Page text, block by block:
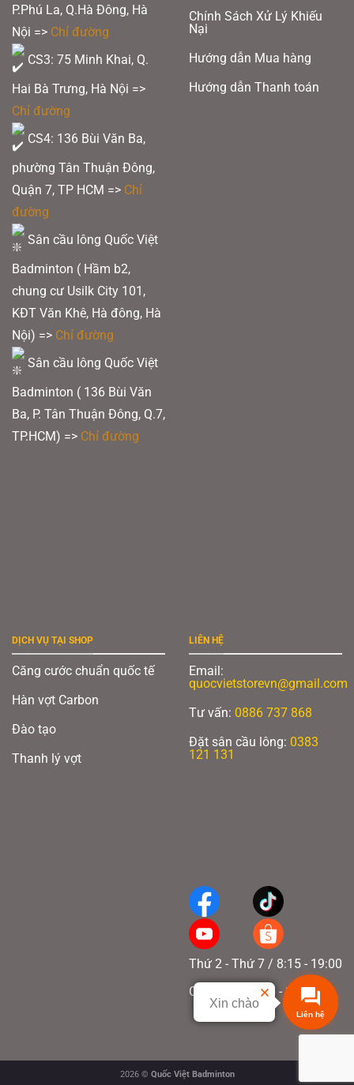
P.Phú La, Q.Hà Đông, Hà
Nội => Chỉ đường
CS3: 75 Minh Khai, Q.
Hai Bà Trưng, Hà Nội =>
Chỉ đường
CS4: 136 Bùi Văn Ba,
phường Tân Thuận Đông,
Quận 7, TP HCM => Chỉ
đường
Sân cầu lông Quốc Việt
Badminton ( Hầm b2,
chung cư Usilk City 101,
KĐT Văn Khê, Hà đông, Hà
Nội) => Chỉ đường
Sân cầu lông Quốc Việt
Badminton ( 136 Bùi Văn
Ba, P. Tân Thuận Đông, Q.7,
TP.HCM) => Chỉ đường
Chính Sách Xử Lý Khiếu
Nại
Hướng dẫn Mua hàng
Hướng dẫn Thanh toán
DỊCH VỤ TẠI SHOP
Căng cước chuẩn quốc tế
Hàn vợt Carbon
Đào tạo
Thanh lý vợt
LIÊN HỆ
Email:
quocvietstorevn@gmail.com
Tư vấn: 0886 737 868
Đặt sân cầu lông: 0383
121 131
Thứ 2 - Thứ 7 / 8:15 - 19:00
Chủ nhật / 8:15 - 17:00
2026 © Quốc Việt Badminton
Xin chào